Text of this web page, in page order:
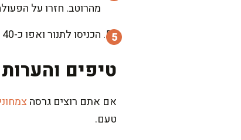
מהרוטב. חזרו על
הכניסו לתנור ואפו כ-40 דקות, עד שהלזניה זהובה ושכבת הגבינה מבעבעת. תנו לה לנוח כ-10 דקות לפני החיתוך.
טיפים
אם אתם רוצים גרסה
טעם.